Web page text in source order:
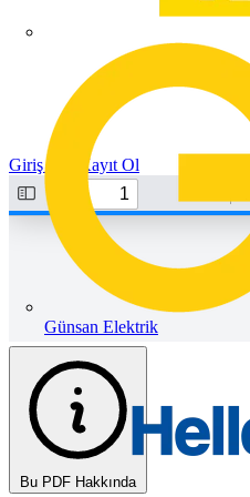
Günsan Elektrik
Giriş Yap Kayıt Ol
Bu PDF Hakkında